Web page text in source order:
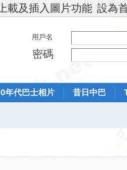
載及插入圖片功能 設為
用戶名
密碼
年代巴士相片 昔日中巴